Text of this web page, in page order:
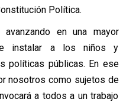
Política.
en una mayor
e instalar a los niños y
políticas públicas. En ese
nosotros como sujetos de
a todos a un trabajo